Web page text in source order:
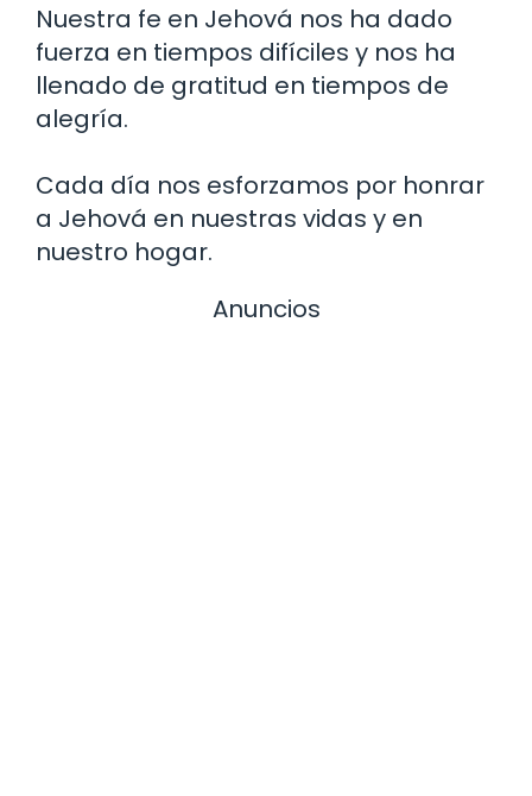
Nuestra fe en Jehová nos ha dado
fuerza en tiempos difíciles y nos ha
llenado de gratitud en tiempos de
alegría.
Cada día nos esforzamos por honrar
a Jehová en nuestras vidas y en
nuestro hogar.
Anuncios